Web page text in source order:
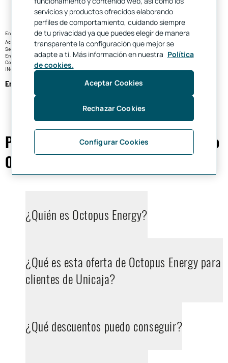
En menos de tres minutos
Accede a esta oferta desde el botón inferior o entrando en lapágina de la oferta
Selecciona si quieres una tarifa fija o variable (y añade gas si lo necesitas).
En esa página verás ya los descuentos aplicados.
Compara y decide, el proceso de alta es muy sencillo.
¡No habrá cortes de suministro en el cambio de compañía!
Empezar a ahorrar con Octopus
Preguntas frecuentes sobre beneficio
Octopus Energy
¿Quién es Octopus Energy?
¿Qué es esta oferta de Octopus Energy para
clientes de Unicaja?
¿Qué descuentos puedo conseguir?
servicios y productos ofrecidos elaborando
perfiles de comportamiento, cuidando siempre
de tu privacidad ya que puedes elegir de manera
transparente la configuración que mejor se
adapte a ti. Más información en nuestra Política
de cookies.
Configurar Cookies
Rechazar Cookies
Aceptar Cookies